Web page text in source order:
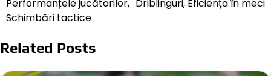
Performanțele jucătorilor,
Schimbări tactice
Driblinguri, Eficiența în meci
Related Posts